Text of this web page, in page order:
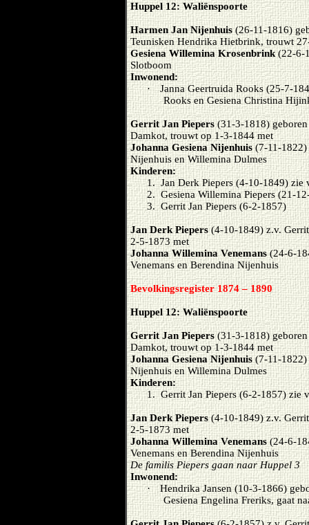
Huppel 12: Waliënspoorte
Harmen Jan Nijenhuis(26-11-1816)
Teunisken Hendrika Hietbrink, trouwt
Gesiena Willemina Krosenbrink(22-6-
Slotboom
Inwonend:
·
Janna Geertruida Rooks (25-7-
Rooks en Gesiena Christina
Gerrit Jan Piepers(31-3-1818) geboren
Damkot, trouwt op 1-3-1844 met
Johanna Gesiena Nijenhuis(7-11-1822)
Nijenhuis en Willemina Dulmes
Kinderen:
1. Jan Derk Piepers (4-10-1849) zie
2. Gesiena Willemina Piepers (21-
3. Gerrit Jan Piepers (6-2-1857)
Jan Derk Piepers(4-10-1849) z.v. Gerrit
2-5-1873 met
Johanna Willemina Venemans(24-6-
Venemans en Berendina Nijenhuis
Bevolkingsregister 1874 – 1890
Huppel 12: Waliënspoorte
Gerrit Jan Piepers(31-3-1818) geboren
Damkot, trouwt op 1-3-1844 met
Johanna Gesiena Nijenhuis(7-11-1822)
Nijenhuis en Willemina Dulmes
Kinderen:
1. Gerrit Jan Piepers (6-2-1857) zie
Jan Derk Piepers(4-10-1849) z.v. Gerrit
2-5-1873 met
Johanna Willemina Venemans(24-6-
Venemans en Berendina Nijenhuis
De familis Piepers gaan naar Huppel 3
Inwonend:
·
Hendrika Jansen (10-3-1866)
Gesiena Engelina Freriks, gaat